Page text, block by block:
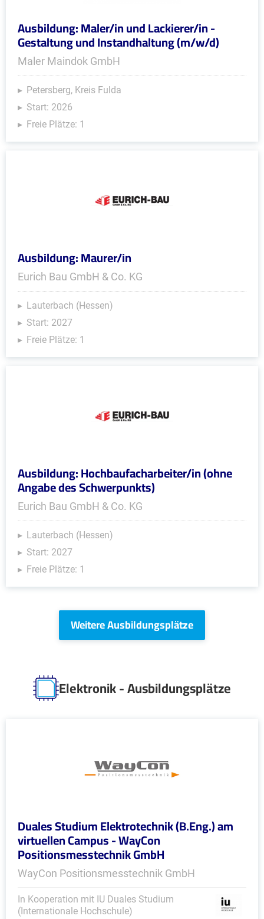
Ausbildung: Maler/in und Lackierer/in -
Gestaltung und Instandhaltung (m/w/d)
Maler Maindok GmbH
Petersberg, Kreis Fulda
Start: 2026
Freie Plätze: 1
Ausbildung: Maurer/in
Eurich Bau GmbH & Co. KG
Lauterbach (Hessen)
Start: 2027
Freie Plätze: 1
Ausbildung: Hochbaufacharbeiter/in (ohne
Angabe des Schwerpunkts)
Eurich Bau GmbH & Co. KG
Lauterbach (Hessen)
Start: 2027
Freie Plätze: 1
Weitere Ausbildungsplätze
Elektronik - Ausbildungsplätze
Duales Studium Elektrotechnik (B.Eng.) am
virtuellen Campus - WayCon
Positionsmesstechnik GmbH
WayCon Positionsmesstechnik GmbH
In Kooperation mit IU Duales Studium
(Internationale Hochschule)